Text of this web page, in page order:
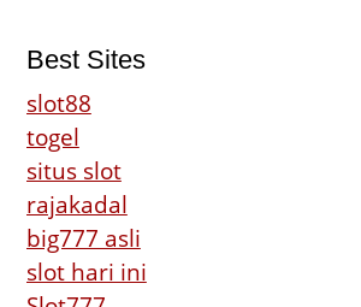
Best Sites
slot88
togel
situs slot
rajakadal
big777 asli
slot hari ini